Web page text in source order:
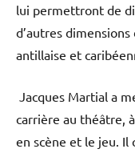
lui permettront de
d’autres
antillaise et
Jacques Martial a
carrière au théâtre,
en scène et le jeu. Il